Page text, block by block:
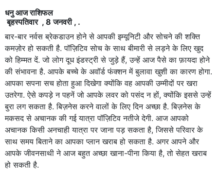
धनु आज राशिफल
बृहस्पतिवार , 8 जनवरी , .
बार-बार नर्वस ब्रेकडाउन होने से आपकी इम्यूनिटी और सोचने की शक्ति
कमज़ोर हो सकती है. पॉज़िटिव सोच के साथ बीमारी से लड़ने के लिए खुद
को हिम्मत दें. जो लोग दूध इंडस्ट्री से जुड़े हैं, उन्हें आज पैसे का फ़ायदा होने
की संभावना है. आपके बच्चे के अवॉर्ड फंक्शन में बुलावा खुशी का कारण होगा.
आपका सपना सच होता हुआ दिखेगा क्योंकि वह आपकी उम्मीदों पर खरा
उतरेगा. ऐसे कपड़े न पहनें जो आपके लवर को पसंद न हों, क्योंकि इससे उन्हें
बुरा लग सकता है. बिज़नेस करने वालों के लिए दिन अच्छा है. बिज़नेस के
मकसद से अचानक की गई यात्रा पॉज़िटिव नतीजे देगी. आज आपको
अचानक किसी अनचाही यात्रा पर जाना पड़ सकता है, जिससे परिवार के
साथ समय बिताने का आपका प्लान खराब हो सकता है. अगर आपने और
आपके जीवनसाथी ने आज बहुत अच्छा खाना-पीना किया है, तो सेहत खराब
हो सकती है.